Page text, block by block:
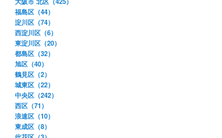
福島区（44）
淀川区（74）
西淀川区（6）
東淀川区（20）
都島区（32）
旭区（40）
鶴見区（2）
城東区（22）
中央区（242）
西区（71）
浪速区（10）
東成区（8）